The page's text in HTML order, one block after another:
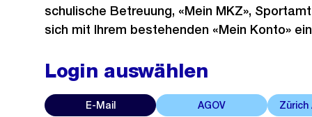
schulische Betreuung, «Mein MKZ»,
sich mit Ihrem bestehenden «Mein Konto»
Login auswählen
E-Mail AGOV Zürich